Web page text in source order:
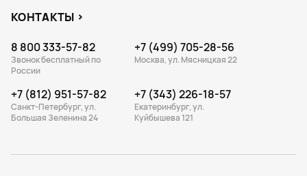
КОНТАКТЫ
8 800 333-57-82
Звонок бесплатный по
России
+7 (499) 705-28-56
Москва, ул. Мясницкая 22
+7 (812) 951-57-82
Санкт-Петербург, ул.
Большая Зеленина 24
+7 (343) 226-18-57
Екатеринбург, ул.
Куйбышева 121